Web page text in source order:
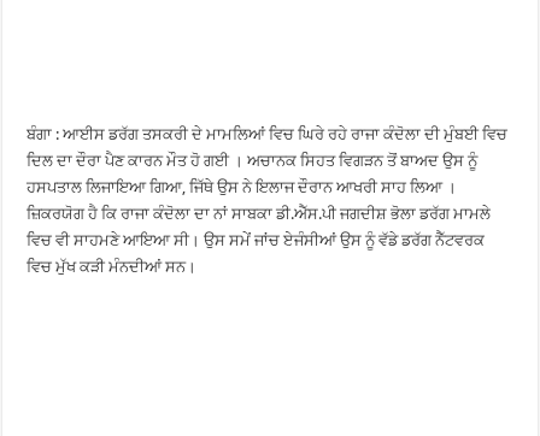
ਬੰਗਾ : ਆਈਸ ਡਰੱਗ ਤਸਕਰੀ ਦੇ ਮਾਮਲਿਆਂ ਵਿਚ ਘਿਰੇ ਰਹੇ ਰਾਜਾ ਕੰਦੋਲਾ ਦੀ ਮੁੰਬਈ ਵਿਚ
ਦਿਲ ਦਾ ਦੌਰਾ ਪੈਣ ਕਾਰਨ ਮੌਤ ਹੋ ਗਈ । ਅਚਾਨਕ ਸਿਹਤ ਵਿਗੜਨ ਤੋਂ ਬਾਅਦ ਉਸ ਨੂੰ
ਹਸਪਤਾਲ ਲਿਜਾਇਆ ਗਿਆ, ਜਿੱਥੇ ਉਸ ਨੇ ਇਲਾਜ ਦੌਰਾਨ ਆਖਰੀ ਸਾਹ ਲਿਆ ।
ਜ਼ਿਕਰਯੋਗ ਹੈ ਕਿ ਰਾਜਾ ਕੰਦੋਲਾ ਦਾ ਨਾਂ ਸਾਬਕਾ ਡੀ.ਐੱਸ.ਪੀ ਜਗਦੀਸ਼ ਭੋਲਾ ਡਰੱਗ ਮਾਮਲੇ
ਵਿਚ ਵੀ ਸਾਹਮਣੇ ਆਇਆ ਸੀ। ਉਸ ਸਮੇਂ ਜਾਂਚ ਏਜੰਸੀਆਂ ਉਸ ਨੂੰ ਵੱਡੇ ਡਰੱਗ ਨੈੱਟਵਰਕ
ਵਿਚ ਮੁੱਖ ਕੜੀ ਮੰਨਦੀਆਂ ਸਨ।